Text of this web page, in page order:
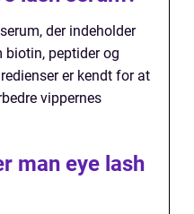
der indeholder
biotin, peptider og
er kendt for at
vippernes
man eye lash